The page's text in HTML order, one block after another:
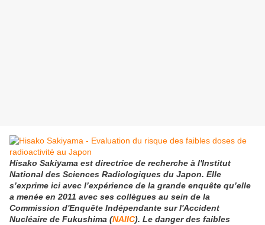
Hisako Sakiyama est directrice de recherche à l'Institut
National des Sciences Radiologiques du Japon. Elle
s’exprime ici avec l’expérience de la grande enquête qu’elle
a menée en 2011 avec ses collègues au sein de la
Commission d'Enquête Indépendante sur l'Accident
Nucléaire de Fukushima (NAIIC). Le danger des faibles